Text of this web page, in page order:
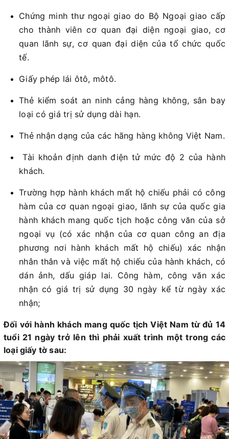
Chứng minh thư ngoại giao do Bộ Ngoại giao cấp
cho thành viên cơ quan đại diện ngoại giao, cơ
quan lãnh sự, cơ quan đại diện của tổ chức quốc
tế.
Giấy phép lái ôtô, môtô.
Thẻ kiểm soát an ninh cảng hàng không, sân bay
loại có giá trị sử dụng dài hạn.
Thẻ nhận dạng của các hãng hàng không Việt Nam.
Tài khoản định danh điện tử mức độ 2 của hành
khách.
Trường hợp hành khách mất hộ chiếu phải có công
hàm của cơ quan ngoại giao, lãnh sự của quốc gia
hành khách mang quốc tịch hoặc công văn của sở
ngoại vụ (có xác nhận của cơ quan công an địa
phương nơi hành khách mất hộ chiếu) xác nhận
nhân thân và việc mất hộ chiếu của hành khách, có
dán ảnh, dấu giáp lai. Công hàm, công văn xác
nhận có giá trị sử dụng 30 ngày kể từ ngày xác
nhận;
Đối với hành khách mang quốc tịch Việt Nam từ đủ 14
tuổi 21 ngày trở lên thì phải xuất trình một trong các
loại giấy tờ sau: